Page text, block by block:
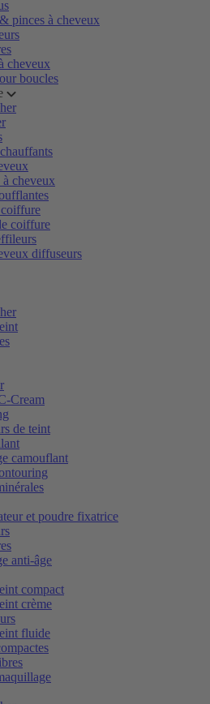
pinces à cheveux
cheveux
boucles
à cheveux
coiffure
diffuseurs
Cream
de teint
camouflant
et poudre fixatrice
anti-âge
compact
crème
fluide